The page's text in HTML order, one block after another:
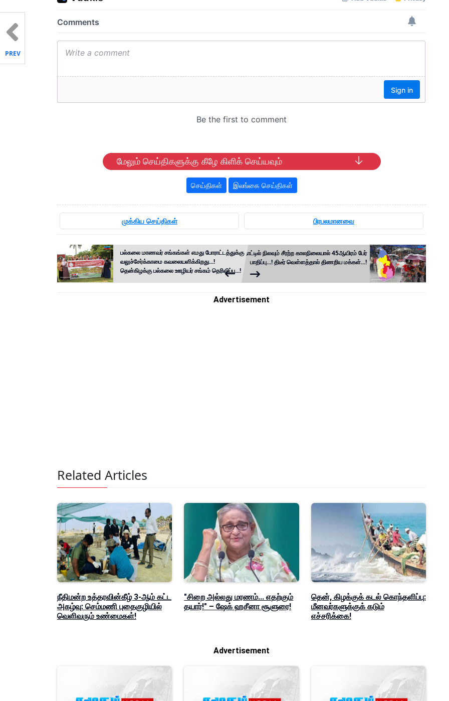
மேலும் செய்திகளுக்கு கீழே கிளிக் செய்யவும்
செய்திகள் இலங்கை செய்திகள்
முக்கிய செய்திகள் பிரபலமானவை
பல்கலை மாணவர் சங்கங்கள் எமது போராட்டத்துக்கு
வலுச்சேர்க்காமை கவலையளிக்கிறது...!
தென்கிழக்கு பல்கலை ஊழியர் சங்கம் தெரிவிப்பு...!
நாட்டில் நிலவும் சீரற்ற காலநிலையால் 45ஆயிரம் பேர்
பாதிப்பு...! திடீர் வெள்ளத்தால் திணறிய மக்கள்...!
PREV
Advertisement
Related Articles
நீதிமன்ற உத்தரவின்கீழ் 3-ஆம் கட்ட
அகழ்வு: செம்மணி புதைகுழியில்
வெளிவரும் உண்மைகள்!
"சிறை அல்லது மரணம்... எதற்கும்
தயார்!" – ஷேக் ஹசீனா சூளுரை!
தென், கிழக்குக் கடல் கொந்தளிப்பு:
மீனவர்களுக்குக் கடும்
எச்சரிக்கை!
Advertisement